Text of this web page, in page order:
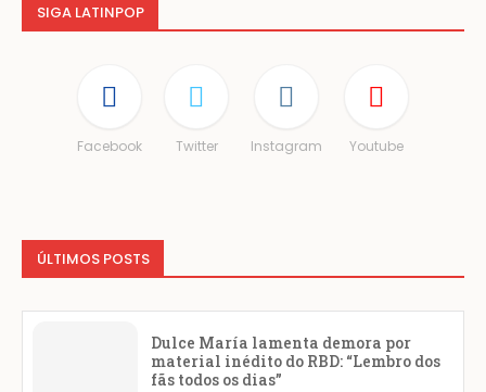
SIGA LATINPOP
Facebook Twitter Instagram Youtube
ÚLTIMOS POSTS
Dulce María lamenta demora por
material inédito do RBD: “Lembro dos
fãs todos os dias”